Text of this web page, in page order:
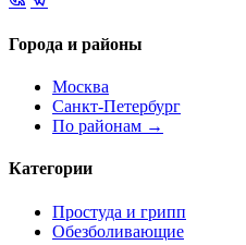
Города и районы
Москва
Санкт-Петербург
По районам →
Категории
Простуда и грипп
Обезболивающие